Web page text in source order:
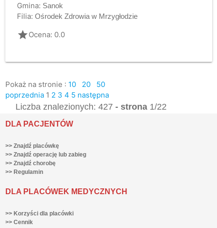
Gmina: Sanok
Filia: Ośrodek Zdrowia w Mrzygłodzie
gradeOcena: 0.0
Pokaż na stronie : 10 20
50
poprzednia 1 2 3 4 5 następna
Liczba znalezionych: 427 - strona 1/22
DLA PACJENTÓW
>> Znajdź placówkę
>> Znajdź operację lub zabieg
>> Znajdź chorobę
>> Regulamin
DLA PLACÓWEK MEDYCZNYCH
>> Korzyści dla placówki
>> Cennik